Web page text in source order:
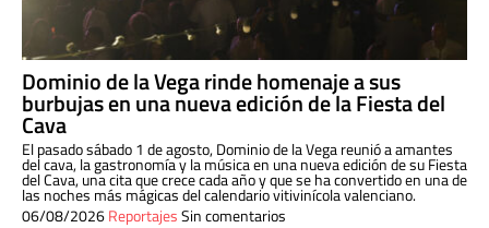
Dominio de la Vega rinde homenaje a sus
burbujas en una nueva edición de la Fiesta del
Cava
El pasado sábado 1 de agosto, Dominio de la Vega reunió a amantes
del cava, la gastronomía y la música en una nueva edición de su Fiesta
del Cava, una cita que crece cada año y que se ha convertido en una de
las noches más mágicas del calendario vitivinícola valenciano.
06/08/2026ReportajesSin comentarios